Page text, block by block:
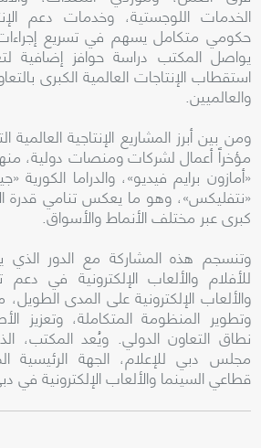
الخدمات اللوجستية، وخدمات دعم
حكومي متكامل يسهم في تسريع إجراءات
يواصل المكتب دراسة حوافز إضافية
استقطاب الإنتاجات العالمية الكبرى
والعالميين.
ومن بين أبرز المشاريع الإنتاجية
مؤخراً أعمال لشركات ومنصات دولية،
«أمازون برايم فيديو»، والدراما
«نتفليكس»، وهو ما يعكس تنامي قدرة
كبرى عبر مختلف الأنماط والأسواق.
وتنسجم هذه المشاركة مع الدور
للأفلام والألعاب الإلكترونية في
والألعاب الإلكترونية على المدى
وتطوير المنظومة المتكاملة، وتعزيز
نطاق التعاون الدولي. ويُعد
مجلس دبي للإعلام، الجهة الرئيسية
قطاعي السينما والألعاب الإلكترونية في